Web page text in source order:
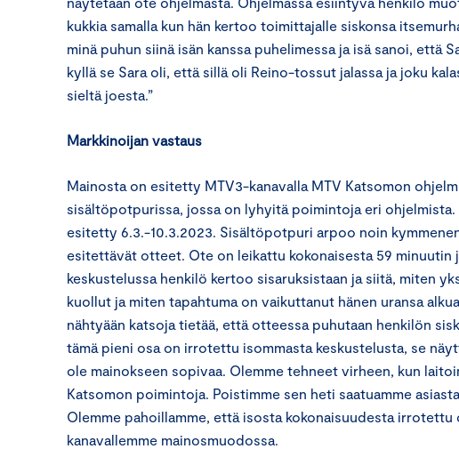
kukkia samalla kun hän kertoo toimittajalle siskonsa
minä puhun siinä isän kanssa puhelimessa ja isä sanoi, että
kyllä se Sara oli, että sillä oli Reino-tossut jalassa ja joku
sieltä joesta.”
Markkinoijan vastaus
Mainosta on esitetty MTV3-kanavalla MTV Katsomon
sisältöpotpurissa, jossa on lyhyitä poimintoja eri
esitetty 6.3.-10.3.2023. Sisältöpotpuri arpoo noin
esitettävät otteet. Ote on leikattu kokonaisesta 59 minuutin
keskustelussa henkilö kertoo sisaruksistaan ja siitä, miten
kuollut ja miten tapahtuma on vaikuttanut hänen uransa
nähtyään katsoja tietää, että otteessa puhutaan henkilön
tämä pieni osa on irrotettu isommasta keskustelusta, se
ole mainokseen sopivaa. Olemme tehneet virheen, kun
Katsomon poimintoja. Poistimme sen heti saatuamme
Olemme pahoillamme, että isosta kokonaisuudesta
kanavallemme mainosmuodossa.